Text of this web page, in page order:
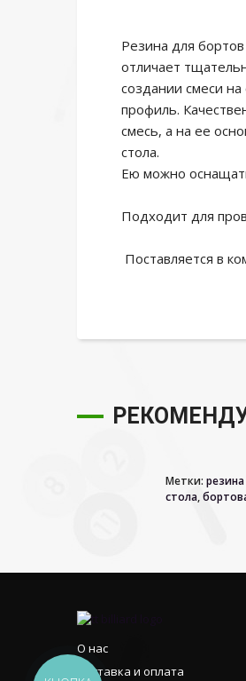
Резина для
отличает
создании смеси
профиль.
смесь, а на ее
стола.
Ею можно
Подходит для
Поставляется в
Метки:
стола,
О нас
Доставка и оплата